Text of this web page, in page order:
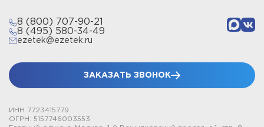
8 (800) 707-90-21
8 (495) 580-34-49
ezetek@ezetek.ru
ЗАКАЗАТЬ ЗВОНОК
ИНН 7723415779
ОГРН: 5157746003553